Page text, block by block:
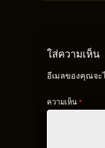
ใส่ความเห็น
อีเมลของคุณจะ
ความเห็น *